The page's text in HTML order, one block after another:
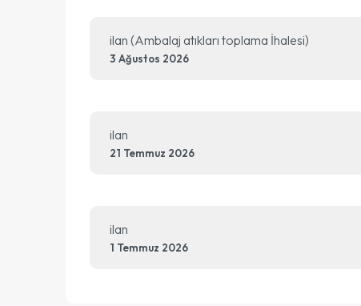
ilan (Ambalaj atıkları toplama İhalesi)
3 Ağustos 2026
ilan
21 Temmuz 2026
ilan
1 Temmuz 2026